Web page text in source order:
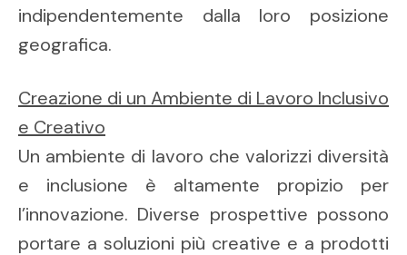
indipendentemente dalla loro posizione
geografica.
Creazione di un Ambiente di Lavoro Inclusivo
e Creativo
Un ambiente di lavoro che valorizzi diversità
e inclusione è altamente propizio per
l’innovazione. Diverse prospettive possono
portare a soluzioni più creative e a prodotti